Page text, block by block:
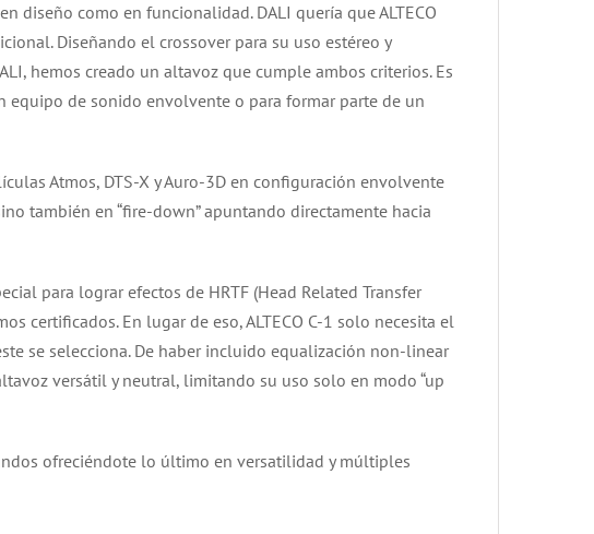
diseño como en funcionalidad. DALI quería que ALTECO
Diseñando el crossover para su uso estéreo y
hemos creado un altavoz que cumple ambos criterios. Es
de sonido envolvente o para formar parte de un
Atmos, DTS-X y Auro-3D en configuración envolvente
también en “fire-down” apuntando directamente hacia
para lograr efectos de HRTF (Head Related Transfer
certificados. En lugar de eso, ALTECO C-1 solo necesita el
se selecciona. De haber incluido equalización non-linear
versátil y neutral, limitando su uso solo en modo “up
ofreciéndote lo último en versatilidad y múltiples